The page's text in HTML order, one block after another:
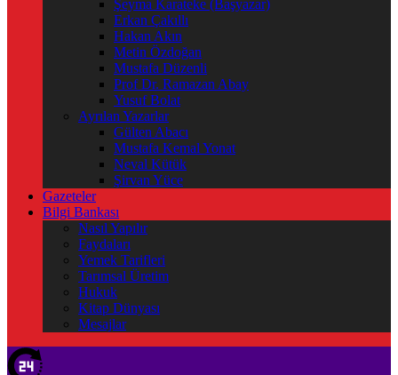
Şeyma Karateke (Başyazar)
Erkan Çakıllı
Hakan Akın
Metin Özdoğan
Mustafa Düzenli
Prof Dr. Ramazan Abay
Yusuf Bolat
Ayrılan Yazarlar
Gülten Abacı
Mustafa Kemal Yonat
Neval Kütük
Şirvan Yüce
Gazeteler
Bilgi Bankası
Nasıl Yapılır
Faydaları
Yemek Tarifleri
Tarımsal Üretim
Hukuk
Kitap Dünyası
Mesajlar